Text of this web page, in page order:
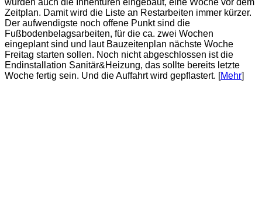
wurden auch die Innentüren eingebaut, eine Woche vor dem
Zeitplan. Damit wird die Liste an Restarbeiten immer kürzer.
Der aufwendigste noch offene Punkt sind die
Fußbodenbelagsarbeiten, für die ca. zwei Wochen
eingeplant sind und laut Bauzeitenplan nächste Woche
Freitag starten sollen. Noch nicht abgeschlossen ist die
Endinstallation Sanitär&Heizung, das sollte bereits letzte
Woche fertig sein. Und die Auffahrt wird gepflastert. [Mehr]